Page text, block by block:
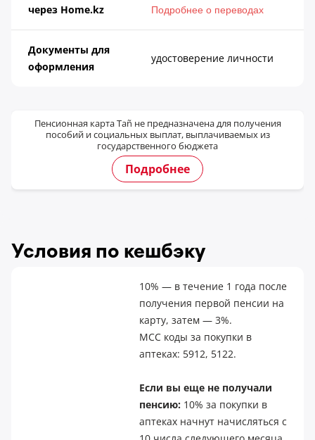
через Home.kz
Подробнее о переводах
Документы для
оформления
удостоверение личности
Пенсионная карта Tañ не предназначена для получения
пособий и социальных выплат, выплачиваемых из
государственного бюджета
Подробнее
Условия по кешбэку
10% — в течение 1 года после
получения первой пенсии на
карту, затем — 3%.
MCC коды за покупки в
аптеках: 5912, 5122.
Если вы еще не получали
пенсию: 10% за покупки в
аптеках начнут начисляться с